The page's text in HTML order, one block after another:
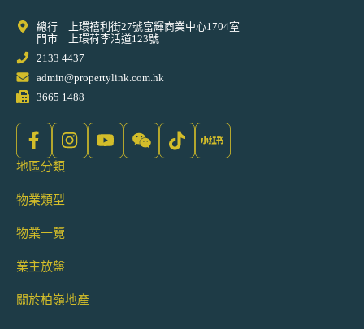
總行｜上環禧利街27號富輝商業中心1704室
門市｜上環荷李活道123號
2133 4437
admin@propertylink.com.hk
3665 1488
地區分類
物業類型
物業一覽
業主放盤
關於柏嶺地產